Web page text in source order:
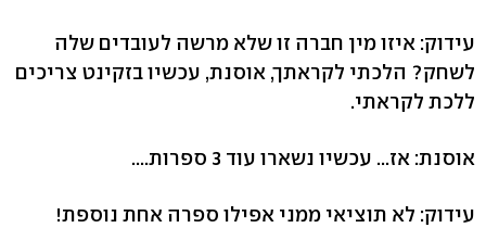
עידוק: איזו מין חברה זו שלא מרשה לעובדים שלה
לשחק? הלכתי לקראתך, אוסנת, עכשיו בזקינט צריכים
ללכת לקראתי.
אוסנת: אז... עכשיו נשארו עוד 3 ספרות....
עידוק: לא תוציאי ממני אפילו ספרה אחת נוספת!